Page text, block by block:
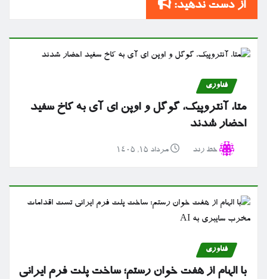
از دست ندهید:
فناوری
متا، آنتروپیک، گوگل و اوپن ای آی به کاخ سفید
احضار شدند
خط رند مرداد ۱۵, ۱۴۰۵
فناوری
با الهام از هفت خوان رستم؛ ساخت پلت فرم ایرانی